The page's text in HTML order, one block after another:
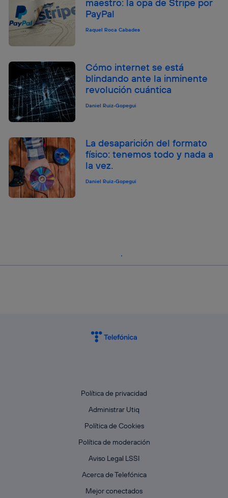
PayPal
Raquel Roca Cabades
Cómo internet se está
blindando ante la inminente
revolución cuántica
Daniel Ruiz-Gopegui
La desaparición del formato
físico: tenemos todo y nada a
la vez.
Daniel Ruiz-Gopegui
Política de privacidad
Administrar Utiq
Política de Cookies
Política de moderación
Aviso Legal LSSI
Acerca de Telefónica
Mejor conectados